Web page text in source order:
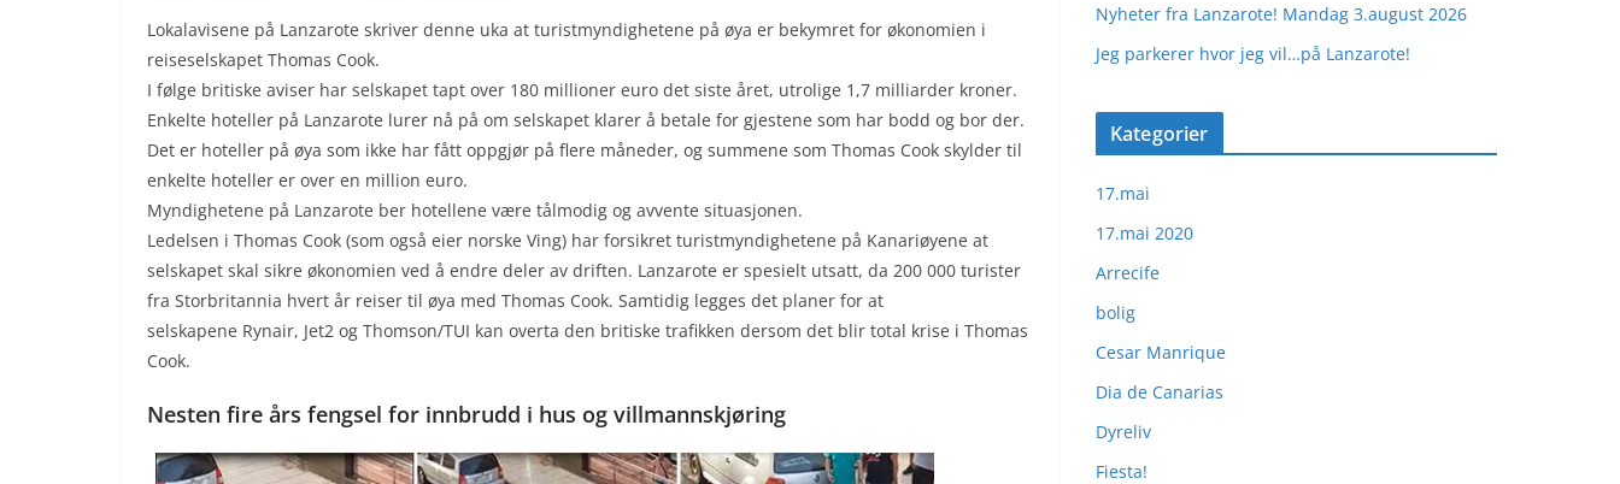
Lokalavisene på Lanzarote skriver denne uka at turistmyndighetene på øya er bekymret for økonomien i
reiseselskapet Thomas Cook.
I følge britiske aviser har selskapet tapt over 180 millioner euro det siste året, utrolige 1,7 milliarder kroner.
Enkelte hoteller på Lanzarote lurer nå på om selskapet klarer å betale for gjestene som har bodd og bor der.
Det er hoteller på øya som ikke har fått oppgjør på flere måneder, og summene som Thomas Cook skylder til
enkelte hoteller er over en million euro.
Myndighetene på Lanzarote ber hotellene være tålmodig og avvente situasjonen.
Ledelsen i Thomas Cook (som også eier norske Ving) har forsikret turistmyndighetene på Kanariøyene at
selskapet skal sikre økonomien ved å endre deler av driften. Lanzarote er spesielt utsatt, da 200 000 turister
fra Storbritannia hvert år reiser til øya med Thomas Cook. Samtidig legges det planer for at
selskapene Rynair, Jet2 og Thomson/TUI kan overta den britiske trafikken dersom det blir total krise i Thomas
Cook.
Nesten fire års fengsel for innbrudd i hus og villmannskjøring
Nyheter fra Lanzarote! Mandag 3.august 2026
Jeg parkerer hvor jeg vil…på Lanzarote!
Kategorier
17.mai
17.mai 2020
Arrecife
bolig
Cesar Manrique
Dia de Canarias
Dyreliv
Fiesta!